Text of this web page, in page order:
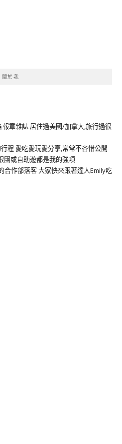
關於我
章雜誌 居住過美國/加拿大,旅行過很
程 愛吃愛玩愛分享,常常不吝惜公開
團或自助遊都是我的強項
作部落客 大家快來跟著達人Emily吃